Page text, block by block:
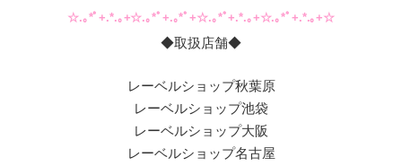
☆.｡*ﾟ+.*.｡+☆.｡*ﾟ+.｡*ﾟ+☆.｡*ﾟ+.*.｡+☆.｡*ﾟ+.*.｡+☆
◆取扱店舗◆
レーベルショップ秋葉原
レーベルショップ池袋
レーベルショップ大阪
レーベルショップ名古屋